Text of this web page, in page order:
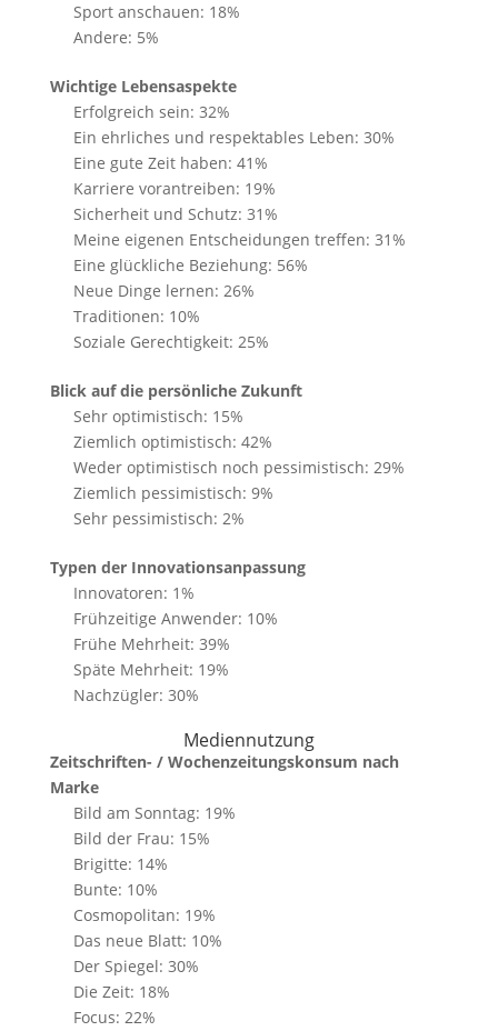
Sport anschauen: 18%
Andere: 5%
Wichtige Lebensaspekte
Erfolgreich sein: 32%
Ein ehrliches und respektables Leben: 30%
Eine gute Zeit haben: 41%
Karriere vorantreiben: 19%
Sicherheit und Schutz: 31%
Meine eigenen Entscheidungen treffen: 31%
Eine glückliche Beziehung: 56%
Neue Dinge lernen: 26%
Traditionen: 10%
Soziale Gerechtigkeit: 25%
Blick auf die persönliche Zukunft
Sehr optimistisch: 15%
Ziemlich optimistisch: 42%
Weder optimistisch noch pessimistisch: 29%
Ziemlich pessimistisch: 9%
Sehr pessimistisch: 2%
Typen der Innovationsanpassung
Innovatoren: 1%
Frühzeitige Anwender: 10%
Frühe Mehrheit: 39%
Späte Mehrheit: 19%
Nachzügler: 30%
Mediennutzung
Zeitschriften- / Wochenzeitungskonsum nach
Marke
Bild am Sonntag: 19%
Bild der Frau: 15%
Brigitte: 14%
Bunte: 10%
Cosmopolitan: 19%
Das neue Blatt: 10%
Der Spiegel: 30%
Die Zeit: 18%
Focus: 22%